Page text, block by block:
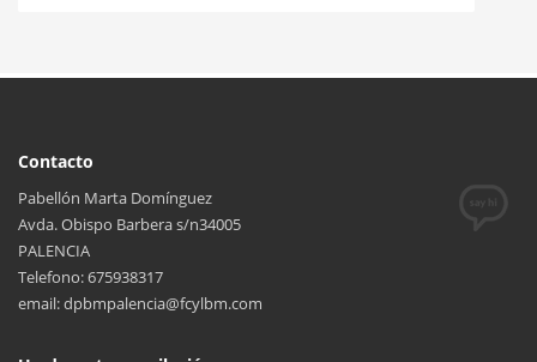
Contacto
Pabellón Marta Domínguez
Avda. Obispo Barbera s/n34005
PALENCIA
Telefono: 675938317
email: dpbmpalencia@fcylbm.com